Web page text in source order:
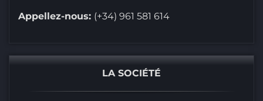
Appellez-nous: (+34) 961 581 614
LA SOCIÉTÉ